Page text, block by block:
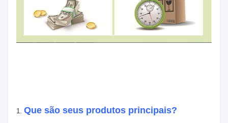
1. Que são seus produtos principais?